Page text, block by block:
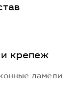
крепеж
ламели